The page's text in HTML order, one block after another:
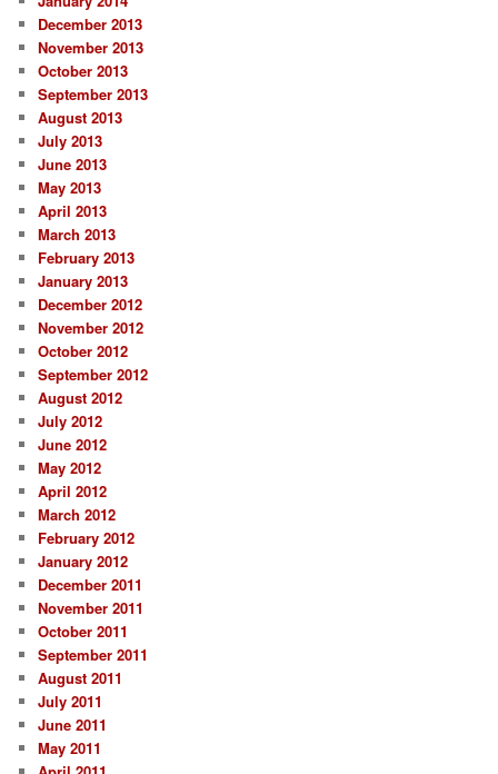
December 2013
November 2013
October 2013
September 2013
August 2013
July 2013
June 2013
May 2013
April 2013
March 2013
February 2013
January 2013
December 2012
November 2012
October 2012
September 2012
August 2012
July 2012
June 2012
May 2012
April 2012
March 2012
February 2012
January 2012
December 2011
November 2011
October 2011
September 2011
August 2011
July 2011
June 2011
May 2011